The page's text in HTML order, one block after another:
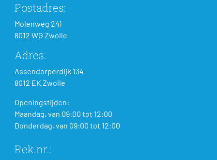
Postadres:
Molenweg 241
8012 WG Zwolle
Adres:
Assendorperdijk 134
8012 EK Zwolle
Openingstijden:
Maandag, van 09:00 tot 12:00
Donderdag, van 09:00 tot 12:00
Rek.nr.: